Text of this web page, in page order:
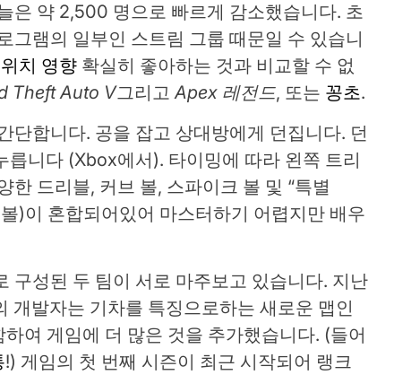
은 약 2,500 명으로 빠르게 감소했습니다. 초
그램의 일부인 스트림 그룹 때문일 수 있습니
치 영향 확실히 좋아하는 것과 비교할 수 없
Theft Auto V그리고Apex 레전드, 또는 꽁초.
단합니다. 공을 잡고 상대방에게 던집니다. 던
릅니다 (Xbox에서). 타이밍에 따라 왼쪽 트리
한 드리블, 커브 볼, 스파이크 볼 및 “특별
)이 혼합되어있어 마스터하기 어렵지만 배우
구성된 두 팀이 서로 마주보고 있습니다. 지난
개발자는 기차를 특징으로하는 새로운 맵인
여 게임에 더 많은 것을 추가했습니다. (들어
!) 게임의 첫 번째 시즌이 최근 시작되어 랭크